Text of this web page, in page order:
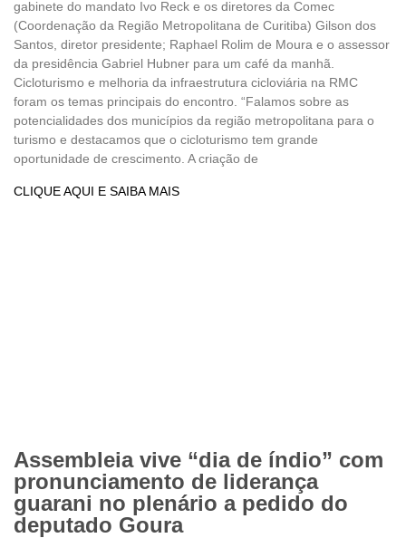
gabinete do mandato Ivo Reck e os diretores da Comec
(Coordenação da Região Metropolitana de Curitiba) Gilson dos
Santos, diretor presidente; Raphael Rolim de Moura e o assessor
da presidência Gabriel Hubner para um café da manhã.
Cicloturismo e melhoria da infraestrutura cicloviária na RMC
foram os temas principais do encontro. “Falamos sobre as
potencialidades dos municípios da região metropolitana para o
turismo e destacamos que o cicloturismo tem grande
oportunidade de crescimento. A criação de
CLIQUE AQUI E SAIBA MAIS
Assembleia vive “dia de índio” com
pronunciamento de liderança
guarani no plenário a pedido do
deputado Goura